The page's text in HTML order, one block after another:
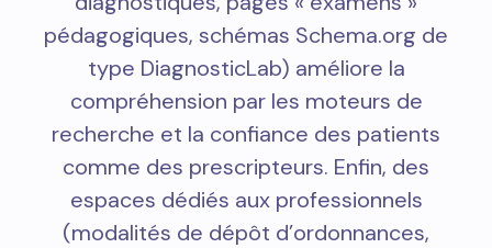
pédagogiques, schémas Schema.org de
type DiagnosticLab) améliore la
compréhension par les moteurs de
recherche et la confiance des patients
comme des prescripteurs. Enfin, des
espaces dédiés aux professionnels
(modalités de dépôt d’ordonnances,